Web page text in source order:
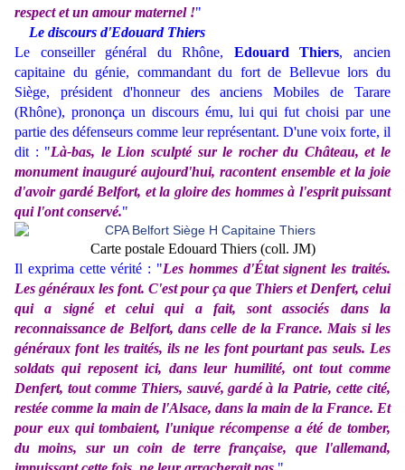
respect et un amour maternel !"
Le discours d'Edouard Thiers
Le conseiller général du Rhône, Edouard Thiers, ancien
capitaine du génie, commandant du fort de Bellevue lors du
Siège, président d'honneur des anciens Mobiles de Tarare
(Rhône), prononça un discours ému, lui qui fut choisi par une
partie des défenseurs comme leur représentant. D'une voix forte, il
dit : "Là-bas, le Lion sculpté sur le rocher du Château, et le
monument inauguré aujourd'hui, racontent ensemble et la joie
d'avoir gardé Belfort, et la gloire des hommes à l'esprit puissant
qui l'ont conservé."
Carte postale Edouard Thiers (coll. JM)
Il exprima cette vérité : "Les hommes d'État signent les traités.
Les généraux les font. C'est pour ça que Thiers et Denfert, celui
qui a signé et celui qui a fait, sont associés dans la
reconnaissance de Belfort, dans celle de la France. Mais si les
généraux font les traités, ils ne les font pourtant pas seuls. Les
soldats qui reposent ici, dans leur humilité, ont tout comme
Denfert, tout comme Thiers, sauvé, gardé à la Patrie, cette cité,
restée comme la main de l'Alsace, dans la main de la France. Et
pour eux qui tombaient, l'unique récompense a été de tomber,
du moins, sur un coin de terre française, que l'allemand,